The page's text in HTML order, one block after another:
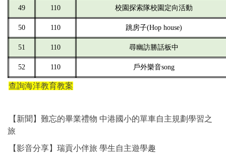
49 110 校園探索隊校園定向活動
50 110 跳房子(Hop house)
51 110 尋幽訪勝話板中
52 110 戶外樂音song
查詢海洋教育教案
【新聞】難忘的畢業禮物 中港國小的單車自主規劃學習之
旅
【影音分享】瑞貢小伴旅 學生自主遊學趣